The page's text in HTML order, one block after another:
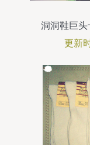
洞洞鞋巨
更新